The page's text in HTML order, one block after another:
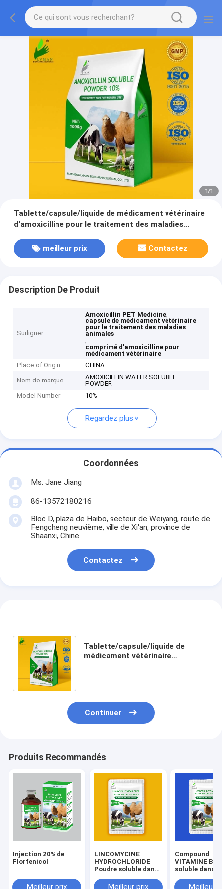
1/1
Tablette/capsule/liquide de médicament vétérinaire
d'amoxicilline pour le traitement des maladies
meilleur prix
Contactez
Description De Produit
Surligner
Amoxicillin PET Medicine,
capsule de médicament vétérinaire
pour le traitement des maladies
animales
,
comprimé d'amoxicilline pour
médicament vétérinaire
Place of Origin
CHINA
Nom de marque
AMOXICILLIN WATER SOLUBLE
POWDER
Model Number
10%
Regardez plus
Coordonnées
Ms. Jane Jiang
86-13572180216
Bloc D, plaza de Haibo, secteur de Weiyang, route de
Fengcheng neuvième, ville de Xi'an, province de
Shaanxi, Chine
Contactez
Tablette/capsule/liquide de
médicament vétérinaire
Continuer
Produits Recommandés
Injection 20% de
Florfenicol
Meilleur prix
LINCOMYCINE
HYDROCHLORIDE
Poudre soluble dans
vétérinaire
Meilleur prix
Compound
VITAMINE B
soluble dans
Meilleur